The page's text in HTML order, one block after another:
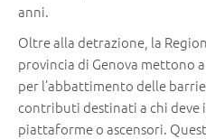
anni.
Oltre alla detrazione, la
provincia di Genova mettono
per l’abbattimento delle
contributi destinati a chi deve
piattaforme o ascensori.